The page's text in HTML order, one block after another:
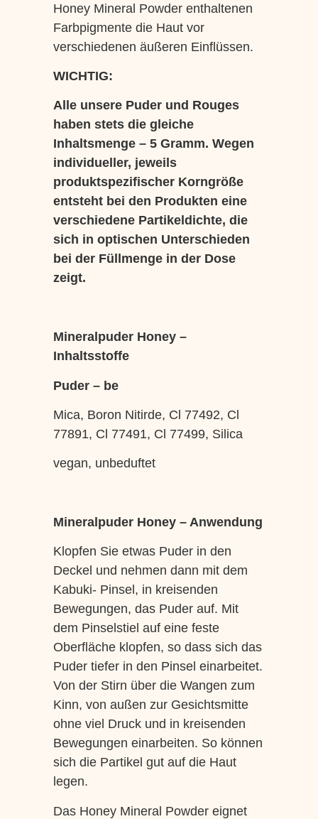
Honey Mineral Powder enthaltenen
Farbpigmente die Haut vor
verschiedenen äußeren Einflüssen.
WICHTIG:
Alle unsere Puder und Rouges
haben stets die gleiche
Inhaltsmenge – 5 Gramm. Wegen
individueller, jeweils
produktspezifischer Korngröße
entsteht bei den Produkten eine
verschiedene Partikeldichte, die
sich in optischen Unterschieden
bei der Füllmenge in der Dose
zeigt.
Mineralpuder Honey –
Inhaltsstoffe
Puder – be
Mica, Boron Nitirde, Cl 77492, Cl
77891, Cl 77491, Cl 77499, Silica
vegan, unbeduftet
Mineralpuder Honey – Anwendung
Klopfen Sie etwas Puder in den
Deckel und nehmen dann mit dem
Kabuki- Pinsel, in kreisenden
Bewegungen, das Puder auf. Mit
dem Pinselstiel auf eine feste
Oberfläche klopfen, so dass sich das
Puder tiefer in den Pinsel einarbeitet.
Von der Stirn über die Wangen zum
Kinn, von außen zur Gesichtsmitte
ohne viel Druck und in kreisenden
Bewegungen einarbeiten. So können
sich die Partikel gut auf die Haut
legen.
Das Honey Mineral Powder eignet